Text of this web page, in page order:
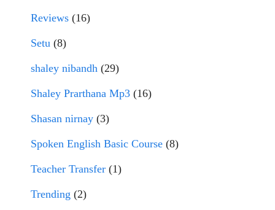
Reviews (16)
Setu (8)
shaley nibandh (29)
Shaley Prarthana Mp3 (16)
Shasan nirnay (3)
Spoken English Basic Course (8)
Teacher Transfer (1)
Trending (2)